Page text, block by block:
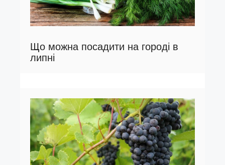
Що можна посадити на городі в
липні